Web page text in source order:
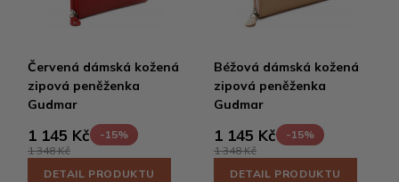
Červená dámská kožená
zipová peněženka
Gudmar
1 145 Kč
-15%
1 348 Kč
DETAIL PRODUKTU
Béžová dámská kožená
zipová peněženka
Gudmar
1 145 Kč
-15%
1 348 Kč
DETAIL PRODUKTU